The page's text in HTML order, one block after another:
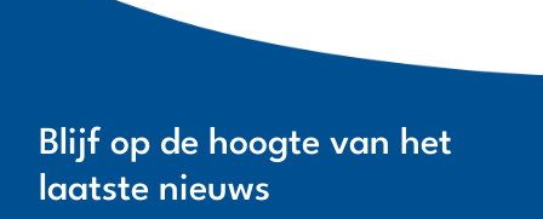
Blijf op de hoogte van het
laatste nieuws